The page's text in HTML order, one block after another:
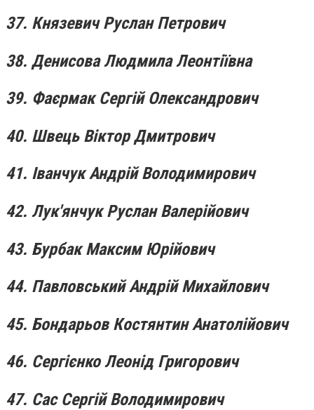
37. Князевич Руслан Петрович
38. Денисова Людмила Леонтіївна
39. Фаєрмак Сергій Олександрович
40. Швець Віктор Дмитрович
41. Іванчук Андрій Володимирович
42. Лук'янчук Руслан Валерійович
43. Бурбак Максим Юрійович
44. Павловський Андрій Михайлович
45. Бондарьов Костянтин Анатолійович
46. Сергієнко Леонід Григорович
47. Сас Сергій Володимирович